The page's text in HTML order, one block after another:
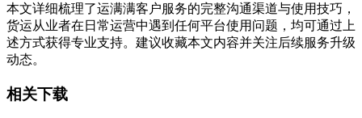
本文详细梳理了运满满客户服务的完整沟通渠道与使用技巧，
货运从业者在日常运营中遇到任何平台使用问题，均可通过上
述方式获得专业支持。建议收藏本文内容并关注后续服务升级
动态。
相关下载